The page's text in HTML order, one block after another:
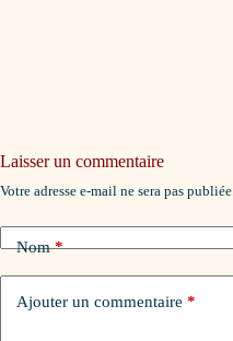
Laisser un commentaire
Votre adresse e-mail ne sera pas publiée.
Nom*
Ajouter un commentaire *